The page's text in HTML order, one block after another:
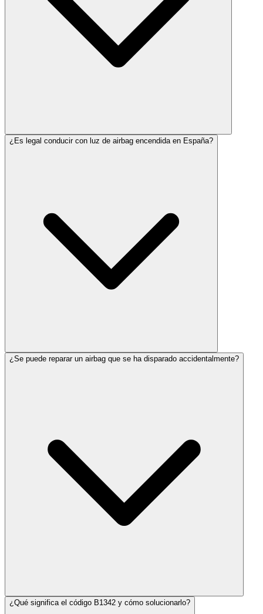
¿Es legal conducir con luz de airbag encendida en España?
¿Se puede reparar un airbag que se ha disparado accidentalmente?
¿Qué significa el código B1342 y cómo solucionarlo?